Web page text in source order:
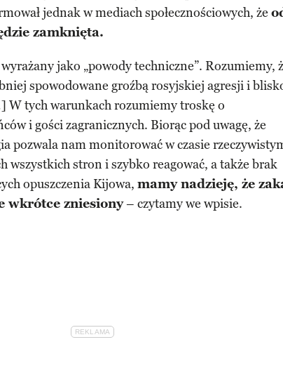
jednak w mediach społecznościowych, że
zamknięta.
jako „powody techniczne”. Rozumiemy,
spowodowane groźbą rosyjskiej agresji i
W tych warunkach rozumiemy troskę o
i gości zagranicznych. Biorąc pod uwagę, że
pozwala nam monitorować w czasie
wszystkich stron i szybko reagować, a także brak
opuszczenia Kijowa, mamy nadzieję, że
wkrótce zniesiony– czytamy we wpisie.